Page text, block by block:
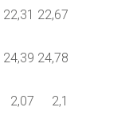
22,31 22,67
24,39 24,78
2,07 2,1